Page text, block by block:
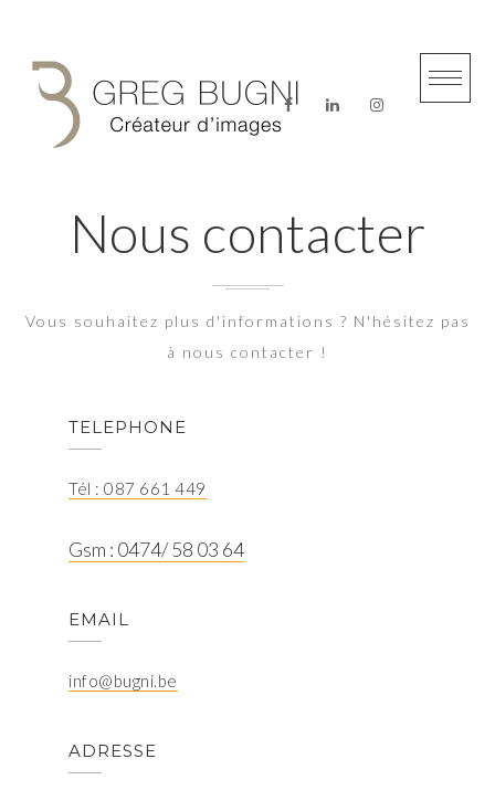
content
Nous contacter
Vous souhaitez plus d'informations ? N'hésitez pas
à nous contacter !
TELEPHONE
Tél : 087 661 449
Gsm : 0474/ 58 03 64
EMAIL
info@bugni.be
ADRESSE